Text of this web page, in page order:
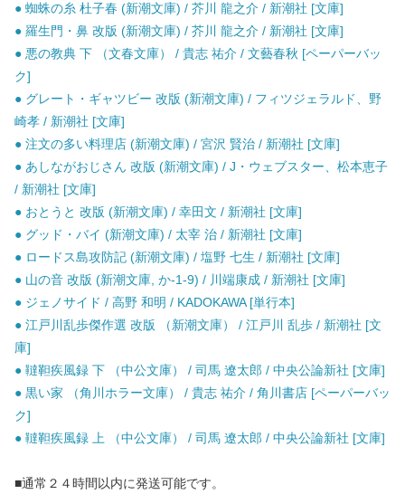
● 蜘蛛の糸 杜子春 (新潮文庫) / 芥川 龍之介 / 新潮社 [文庫]
● 羅生門・鼻 改版 (新潮文庫) / 芥川 龍之介 / 新潮社 [文庫]
● 悪の教典 下 （文春文庫） / 貴志 祐介 / 文藝春秋 [ペーパーバッ
ク]
● グレート・ギャツビー 改版 (新潮文庫) / フィツジェラルド、野
崎孝 / 新潮社 [文庫]
● 注文の多い料理店 (新潮文庫) / 宮沢 賢治 / 新潮社 [文庫]
● あしながおじさん 改版 (新潮文庫) / J・ウェブスター、松本恵子
/ 新潮社 [文庫]
● おとうと 改版 (新潮文庫) / 幸田文 / 新潮社 [文庫]
● グッド・バイ (新潮文庫) / 太宰 治 / 新潮社 [文庫]
● ロードス島攻防記 (新潮文庫) / 塩野 七生 / 新潮社 [文庫]
● 山の音 改版 (新潮文庫, か-1-9) / 川端康成 / 新潮社 [文庫]
● ジェノサイド / 高野 和明 / KADOKAWA [単行本]
● 江戸川乱歩傑作選 改版 （新潮文庫） / 江戸川 乱歩 / 新潮社 [文
庫]
● 韃靼疾風録 下 （中公文庫） / 司馬 遼太郎 / 中央公論新社 [文庫]
● 黒い家 （角川ホラー文庫） / 貴志 祐介 / 角川書店 [ペーパーバッ
ク]
● 韃靼疾風録 上 （中公文庫） / 司馬 遼太郎 / 中央公論新社 [文庫]
■通常２４時間以内に発送可能です。